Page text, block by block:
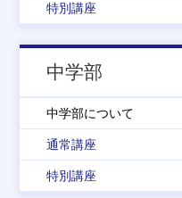
特別講座
中学部
中学部について
通常講座
特別講座